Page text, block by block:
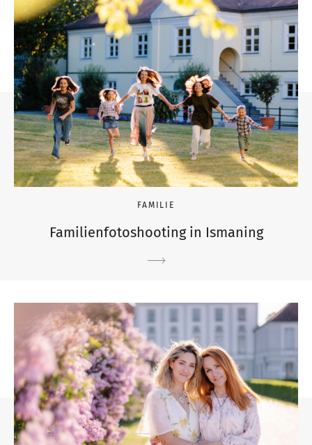
FAMILIE
Familienfotoshooting in Ismaning